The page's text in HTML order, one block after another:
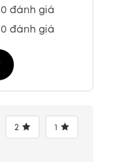
| 0 đánh giá
| 0 đánh giá
2 1